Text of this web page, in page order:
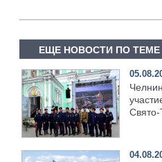
ЕЩЕ НОВОСТИ ПО ТЕМЕ